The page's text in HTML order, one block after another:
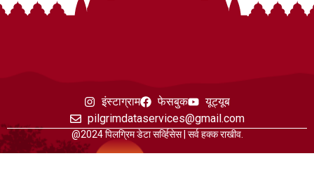
इंस्टाग्राम फेसबुक
यूट्यूब
pilgrimdataservices@gmail.com
@2024 पिलग्रिम डेटा सर्व्हिसेस | सर्व हक्क राखीव.